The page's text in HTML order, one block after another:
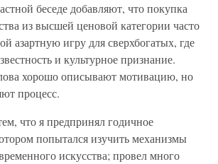
беседе добавляют, что покупка
из высшей ценовой категории часто
азартную игру для сверхбогатых, где
и культурное признание.
хорошо описывают мотивацию, но
процесс.
что я предпринял годичное
попытался изучить механизмы
искусства; провел много